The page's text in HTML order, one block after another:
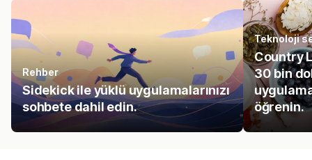
Rehber
Sidekick ile yüklü uygulamalarınızı
sohbete dahil edin.
Teknoloji
Country
30 bin
öğrenin.